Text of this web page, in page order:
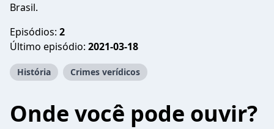
Brasil.
Episódios: 2
Último episódio: 2021-03-18
História Crimes verídicos
Onde você pode ouvir?